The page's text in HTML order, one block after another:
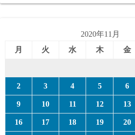
ゴ
2020年11月
月
火 水 木 金
2 3 4 5 6
9 10 11 12 13
16 17 18 19 20